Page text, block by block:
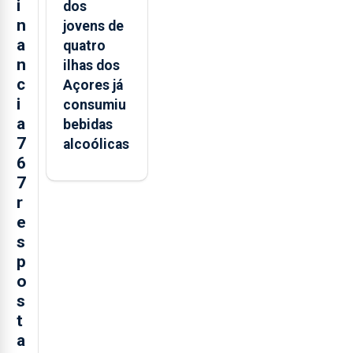
i
n
a
n
c
i
a
7
6
7
r
e
s
p
o
s
t
a
dos
jovens de
quatro
ilhas dos
Açores já
consumiu
bebidas
alcoólicas